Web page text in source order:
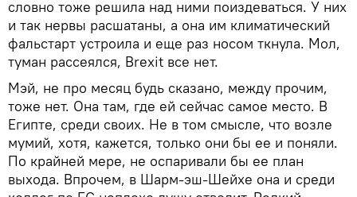
словно тоже решила над ними поиздеваться. У них
и так нервы расшатаны, а она им климатический
фальстарт устроила и еще раз носом ткнула. Мол,
туман рассеялся, Brexit все нет.
Мэй, не про месяц будь сказано, между прочим,
тоже нет. Она там, где ей сейчас самое место. В
Египте, среди своих. Не в том смысле, что возле
мумий, хотя, кажется, только они бы ее и поняли.
По крайней мере, не оспаривали бы ее план
выхода. Впрочем, в Шарм-эш-Шейхе она и среди